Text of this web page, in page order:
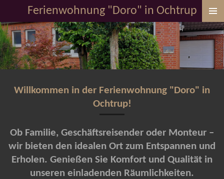
Hauptinhalt
springen
Ferienwohnung "Doro" in Ochtrup
Willkommen in der Ferienwohnung "Doro" in
Ochtrup!
Ob Familie, Geschäftsreisender oder Monteur –
wir bieten den idealen Ort zum Entspannen und
Erholen. Genießen Sie Komfort und Qualität in
unseren einladenden Räumlichkeiten.